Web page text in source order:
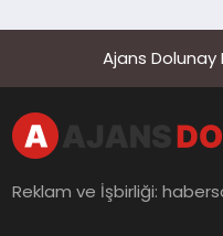
Ajans Dolunay
Reklam ve İşbirliği: